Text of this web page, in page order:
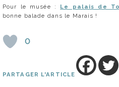
Pour le musée : Le palais de
bonne balade dans le Marais !
0
PARTAGER L'ARTICLE